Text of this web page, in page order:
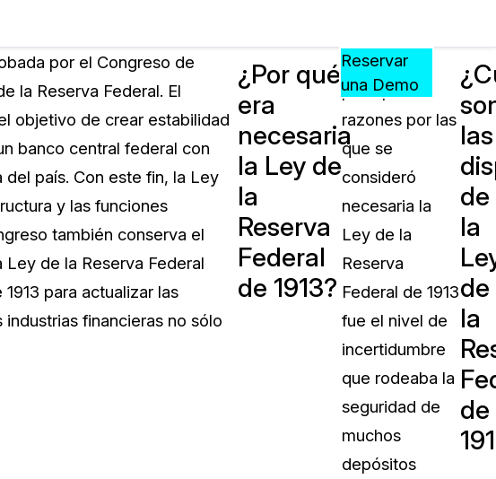
¿QUIÉN
CASEGUARD?
Transportación
La Atención Médica
Educación
PreciosRecursos
APRENDA,
CONECTE
CREZCA
CON
CASEGUARD
Preguntas Frecuentes
Explore preguntas frecuentes
CaseGuard
Artículos
Redacte archivos de video con
algoritmo mejorado
Casos Practicos
sus necesidades de redacción
Eventos
Reservar
una Demo
por el Congreso de
la Reserva Federal. El
objetivo de crear estabilidad
banco central federal con
país. Con este fin, la Ley
y las funciones
también conserva el
de la Reserva Federal
para actualizar las
financieras no sólo
¿Por qué
era
necesaria
la Ley de
la
Reserva
Federal
de 1913?
Una de las
principales
razones por las
que se
consideró
necesaria la
Ley de la
Reserva
Federal de 1913
fue el nivel de
incertidumbre
que rodeaba la
seguridad de
muchos
depósitos
las
de
la
de
la
de